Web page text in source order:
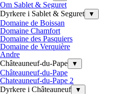
Om Sablet & Seguret
Dyrkere i Sablet & Seguret
▼
Domaine de Boissan
Domaine Chamfort
Domaine des Pasquiers
Domaine de Verquière
Andre
Châteauneuf-du-Pape
▼
Châteauneuf-du-Pape
Chateauneuf-du-Pape 2
Dyrkere i Châteauneuf
▼